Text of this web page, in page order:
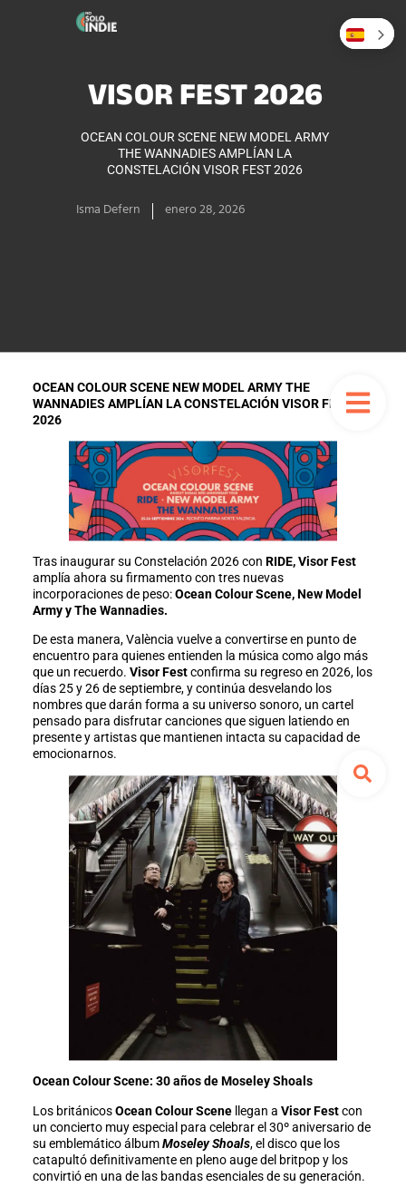
VISOR FEST 2026
OCEAN COLOUR SCENE NEW MODEL ARMY
THE WANNADIES AMPLÍAN LA
CONSTELACIÓN VISOR FEST 2026
Isma Defern enero 28, 2026
OCEAN COLOUR SCENE NEW MODEL ARMY THE
WANNADIES AMPLÍAN LA CONSTELACIÓN VISOR FEST
2026
Tras inaugurar su Constelación 2026 con RIDE, Visor Fest
amplía ahora su firmamento con tres nuevas
incorporaciones de peso:Ocean Colour Scene, New Model
Army y The Wannadies.
De esta manera, València vuelve a convertirse en punto de
encuentro para quienes entienden la música como algo más
que un recuerdo. Visor Festconfirma su regreso en 2026, los
días 25 y 26 de septiembre, y continúa desvelando los
nombres que darán forma a su universo sonoro, un cartel
pensado para disfrutar canciones que siguen latiendo en
presente y artistas que mantienen intacta su capacidad de
emocionarnos.
Ocean Colour Scene: 30 años de Moseley Shoals
Los británicosOcean Colour Scenellegan a Visor Festcon
un concierto muy especial para celebrar el 30º aniversario de
su emblemático álbumMoseley Shoals, el disco que los
catapultó definitivamente en pleno auge del britpop y los
convirtió en una de las bandas esenciales de su generación.